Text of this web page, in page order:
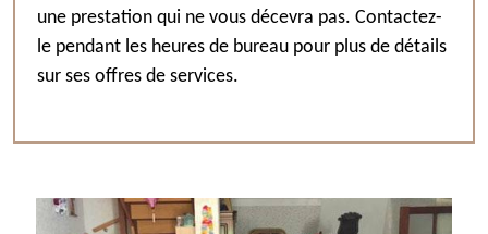
une prestation qui ne vous décevra pas. Contactez-
le pendant les heures de bureau pour plus de détails
sur ses offres de services.